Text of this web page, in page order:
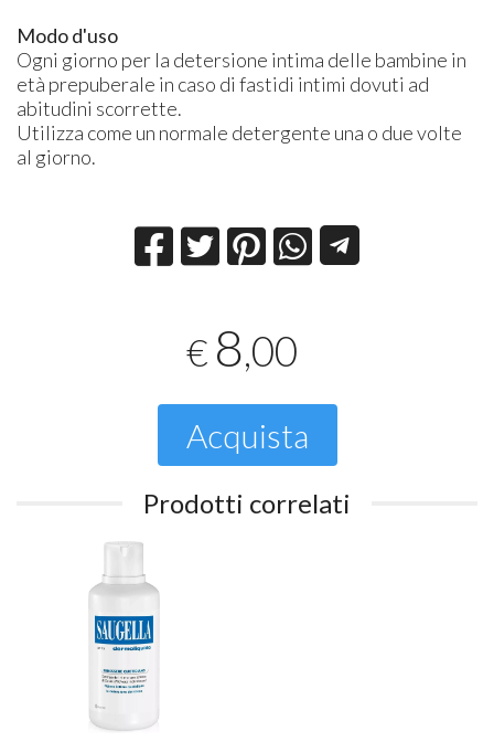
Modo d'uso
Ogni giorno per la detersione intima delle bambine in
età prepuberale in caso di fastidi intimi dovuti ad
abitudini scorrette.
Utilizza come un normale detergente una o due volte
al giorno.
€ 8,00
Acquista
Prodotti correlati